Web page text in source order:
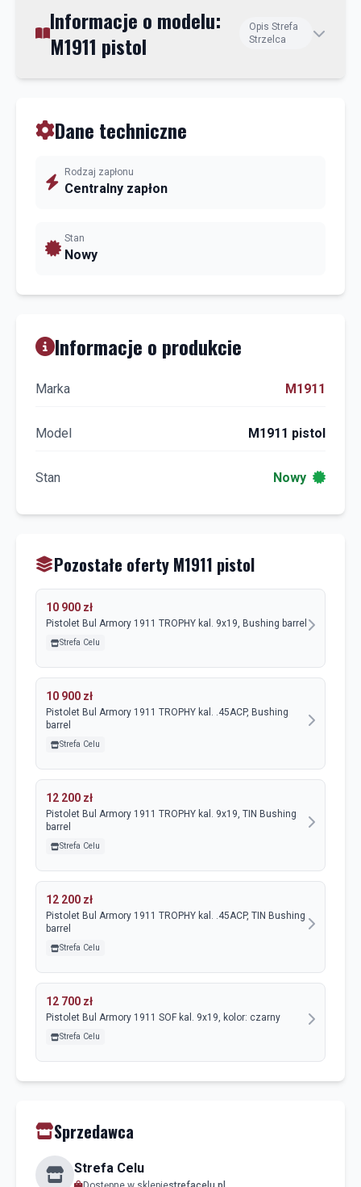
Informacje o modelu:
M1911 pistol
Opis Strefa
Strzelca
Dane techniczne
Rodzaj zapłonu
Centralny zapłon
Stan
Nowy
Informacje o produkcie
Marka M1911
Model M1911 pistol
Stan Nowy
Pozostałe oferty M1911 pistol
10 900 zł
Pistolet Bul Armory 1911 TROPHY kal. 9x19, Bushing barrel
Strefa Celu
10 900 zł
Pistolet Bul Armory 1911 TROPHY kal. .45ACP, Bushing
barrel
Strefa Celu
12 200 zł
Pistolet Bul Armory 1911 TROPHY kal. 9x19, TIN Bushing
barrel
Strefa Celu
12 200 zł
Pistolet Bul Armory 1911 TROPHY kal. .45ACP, TIN Bushing
barrel
Strefa Celu
12 700 zł
Pistolet Bul Armory 1911 SOF kal. 9x19, kolor: czarny
Strefa Celu
Sprzedawca
Strefa Celu